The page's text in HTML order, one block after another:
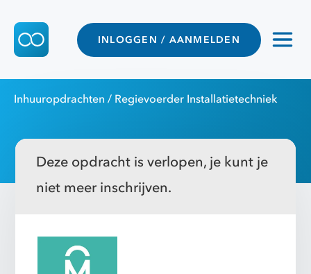
INLOGGEN / AANMELDEN
Inhuuropdrachten / Regievoerder Installatietechniek
Deze opdracht is verlopen, je kunt je
niet meer inschrijven.